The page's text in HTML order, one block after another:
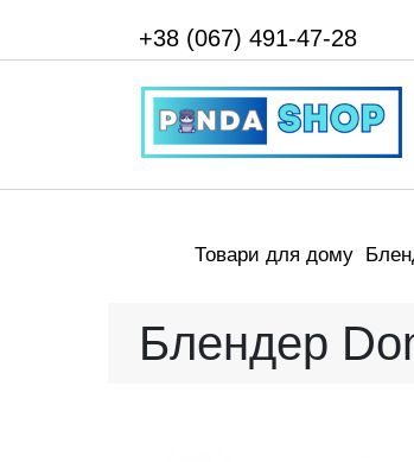
+38 (067) 491-47-28
Товари для дому
Блендер